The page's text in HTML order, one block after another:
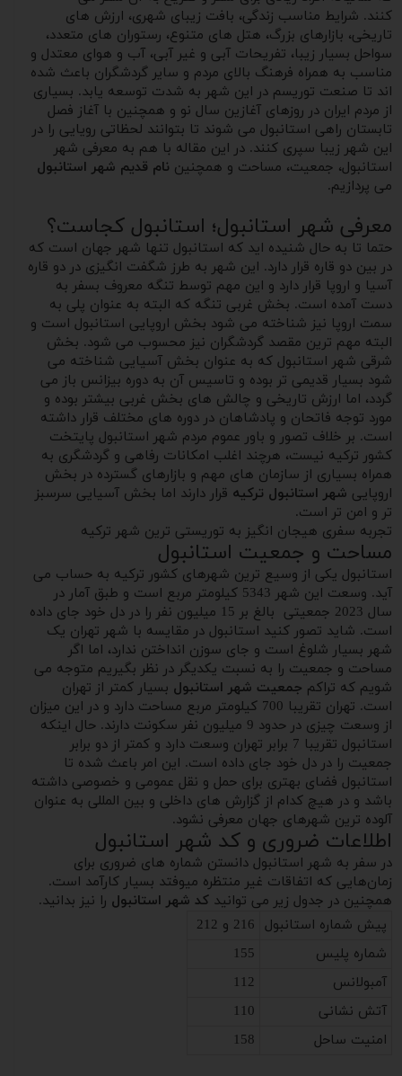
کنند. شرایط مناسب زندگی، بافت زیبای شهری، ارزش های
تاریخی، بازارهای بزرگ، هتل های متنوع، رستوران های متعدد،
سواحل بسیار زیبا، تفریحات آبی و غیر آبی، آب و هوای معتدل و
مناسب به همراه فرهنگ بالای مردم و سایر گردشگران باعث شده
اند تا صنعت توریسم در این شهر به شدت توسعه یابد. بسیاری
از مردم ایران در روزهای آغازین سال نو و همچنین با آغاز فصل
تابستان راهی استانبول می شوند تا بتوانند لحظاتی رویایی را در
این شهر زیبا سپری کنند. در این مقاله با هم به معرفی شهر
استانبول، جمعیت، مساحت و همچنین نام قدیم شهر استانبول
می پردازیم.
معرفی شهر استانبول؛ استانبول کجاست؟
حتما تا به حال شنیده اید که استانبول تنها شهر جهان است که
در بین دو قاره قرار دارد. این شهر به طرز شگفت انگیزی در دو قاره
آسیا و اروپا قرار دارد و این مهم توسط تنگه معروف بسفر به
دست آمده است. بخش غربی تنگه که البته به عنوان پلی به
سمت اروپا نیز شناخته می شود بخش اروپایی استانبول است و
البته مهم ترین مقصد گردشگران نیز محسوب می شود. بخش
شرقی شهر استانبول که به عنوان بخش آسیایی شناخته می
شود بسیار قدیمی تر بوده و تاسیس آن به دوره بیزانس باز می
گردد، اما ارزش تاریخی و چالش های بخش غربی بیشتر بوده و
مورد توجه فاتحان و پادشاهان در دوره های مختلف قرار داشته
است. بر خلاف تصور و باور عموم مردم شهر استانبول پایتخت
کشور ترکیه نیست، هرچند اغلب امکانات رفاهی و گردشگری به
همراه بسیاری از سازمان های مهم و بازارهای گسترده در بخش
اروپایی شهر استانبول ترکیه قرار دارند اما بخش آسیایی سرسبز
تر و امن تر است.
تجربه سفری هیجان انگیز به توریستی ترین شهر ترکیه
مساحت و جمعیت استانبول
استانبول یکی از وسیع ترین شهرهای کشور ترکیه به حساب می
آید. وسعت این شهر 5343 کیلومتر مربع است و طبق آمار در
سال 2023 جمعیتی بالغ بر 15 میلیون نفر را در دل خود جای داده
است. شاید تصور کنید استانبول در مقایسه با شهر تهران یک
شهر بسیار شلوغ است و جای سوزن انداختن ندارد، اما اگر
مساحت و جمعیت را به نسبت یکدیگر در نظر بگیریم متوجه می
شویم که تراکم جمعیت شهر استانبول بسیار کمتر از تهران
است. تهران تقریبا 700 کیلومتر مربع مساحت دارد و در این میزان
از وسعت چیزی در حدود 9 میلیون نفر سکونت دارند. حال اینکه
استانبول تقریبا 7 برابر تهران وسعت دارد و کمتر از دو برابر
جمعیت را در دل خود جای داده است. این امر باعث شده تا
استانبول فضای بهتری برای حمل و نقل عمومی و خصوصی داشته
باشد و در هیچ کدام از گزارش های داخلی و بین المللی به عنوان
آلوده ترین شهرهای جهان معرفی نشود.
اطلاعات ضروری و کد شهر استانبول
در سفر به شهر استانبول دانستن شماره های ضروری برای
زمان‌هایی که اتفاقات غیر منتظره میوفتد بسیار کارآمد است.
همچنین در جدول زیر می توانید کد شهر استانبول را نیز بدانید.
پیش شماره استانبول 216 و 212
شماره پلیس
155
آمبولانس
112
آتش نشانی
110
امنیت ساحل
158